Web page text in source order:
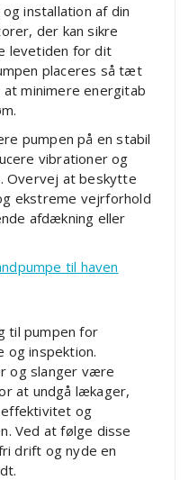
installation af din
der kan sikre
levetiden for dit
placeres så tæt
minimere energitab
pumpen på en stabil
vibrationer og
Overvej at beskytte
ekstreme vejrforhold
afdækning eller
til haven
til pumpen for
og inspektion.
og slanger være
at undgå lækager,
og
Ved at følge disse
drift og nyde en